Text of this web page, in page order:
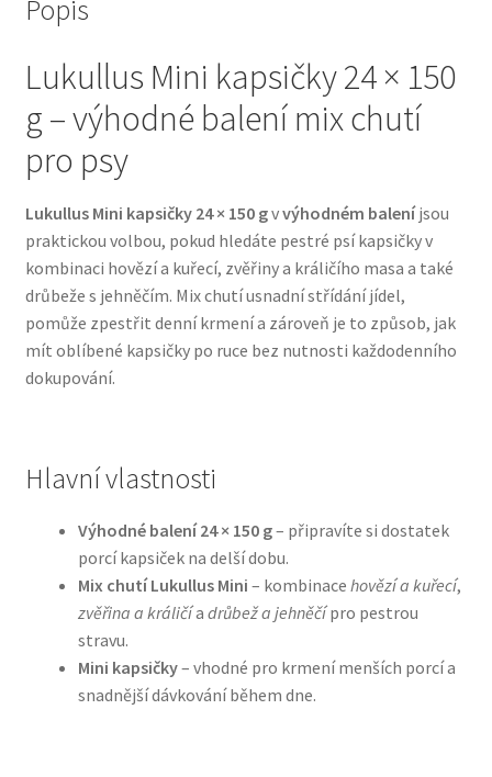
Brit pro psy
Granule pro psy
Natural Trainer pro psy — Italské krmivo s
přírodními složkami
Happy Dog — Německá kvalita a přirozené složení
Hill’s pro psy
Konzervy a kapsičky pro psy
N&D Farmina pro psy — Italské holistic krmivo
Oblečky pro psy
Pamlsky pro psy
Popis
Lukullus Mini kapsičky 24 × 150
g – výhodné balení mix chutí
pro psy
Lukullus Mini kapsičky 24 × 150 gvvýhodném baleníjsou
praktickou volbou, pokud hledáte pestré psí kapsičky v
kombinaci hovězí a kuřecí, zvěřiny a králičího masa a také
drůbeže s jehněčím. Mix chutí usnadní střídání jídel,
pomůže zpestřit denní krmení a zároveň je to způsob, jak
mít oblíbené kapsičky po ruce bez nutnosti každodenního
dokupování.
Hlavní vlastnosti
Výhodné balení 24 × 150 g– připravíte si dostatek
porcí kapsiček na delší dobu.
Mix chutí Lukullus Mini – kombinace hovězí a kuřecí,
zvěřina a králičía drůbež a jehněčípro pestrou
stravu.
Mini kapsičky– vhodné pro krmení menších porcí a
snadnější dávkování během dne.